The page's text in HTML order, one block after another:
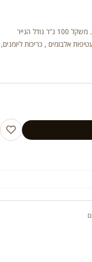
נייר איטלקי מעוצב נטול עץ איכותי ,נטול חומציות. משקל 100 ג”ר גודל הנייר
אלבומים , כריכות ליומנים,